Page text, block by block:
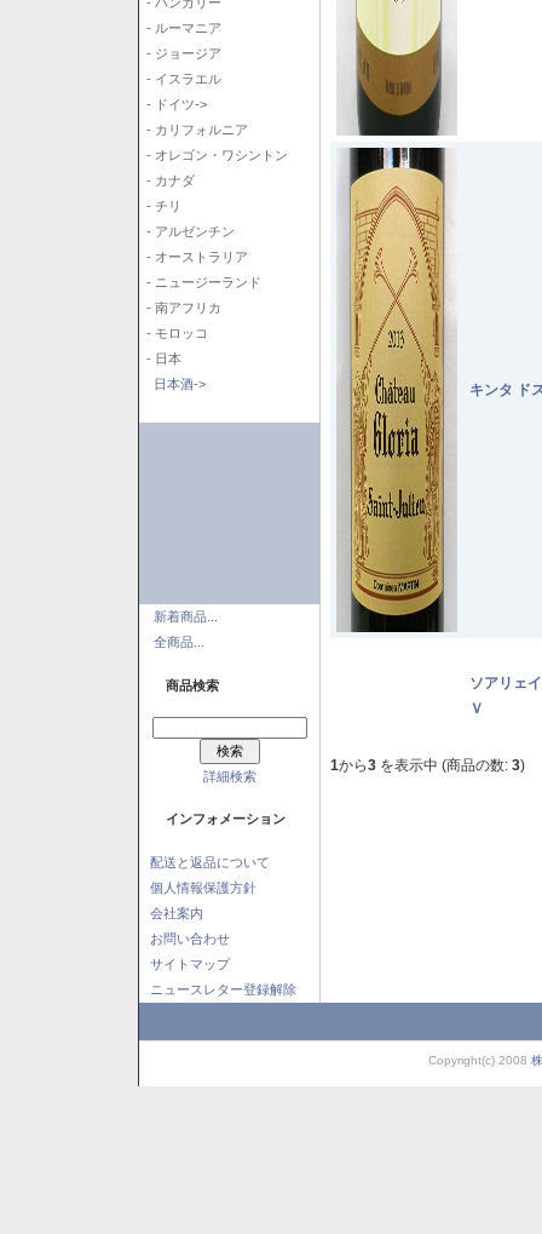
- ルーマニア
- ジョージア
- イスラエル
- ドイツ->
- カリフォルニア
- オレゴン・ワシントン
- カナダ
- チリ
- アルゼンチン
- オーストラリア
- ニュージーランド
- 南アフリカ
- モロッコ
- 日本
日本酒->
新着商品...
全商品...
商品検索
詳細検索
インフォメーション
配送と返品について
個人情報保護方針
会社案内
お問い合わせ
サイトマップ
ニュースレター登録解除
キンタ ド
ソアリェ
Ｖ
1から3 を表示中 (商品の数: 3)
Copyright(c) 2008